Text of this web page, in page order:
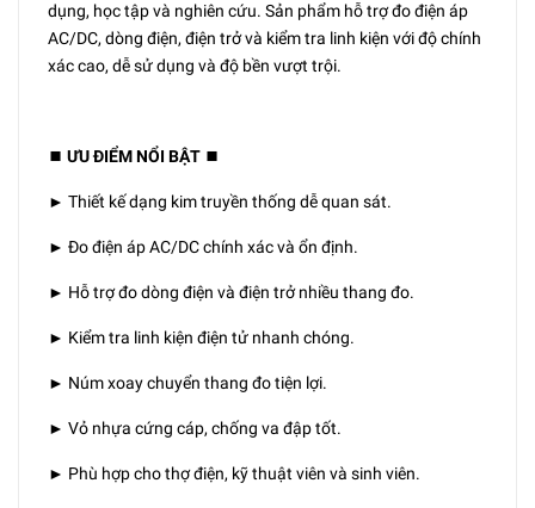
dụng, học tập và nghiên cứu. Sản phẩm hỗ trợ đo điện áp
AC/DC, dòng điện, điện trở và kiểm tra linh kiện với độ chính
xác cao, dễ sử dụng và độ bền vượt trội.
⏹️ ƯU ĐIỂM NỔI BẬT ⏹️
► Thiết kế dạng kim truyền thống dễ quan sát.
► Đo điện áp AC/DC chính xác và ổn định.
► Hỗ trợ đo dòng điện và điện trở nhiều thang đo.
► Kiểm tra linh kiện điện tử nhanh chóng.
► Núm xoay chuyển thang đo tiện lợi.
► Vỏ nhựa cứng cáp, chống va đập tốt.
► Phù hợp cho thợ điện, kỹ thuật viên và sinh viên.